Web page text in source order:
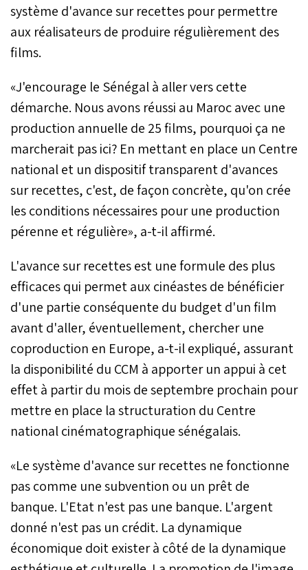
système d'avance sur recettes pour permettre
aux réalisateurs de produire régulièrement des
films.
«J'encourage le Sénégal à aller vers cette
démarche. Nous avons réussi au Maroc avec une
production annuelle de 25 films, pourquoi ça ne
marcherait pas ici? En mettant en place un Centre
national et un dispositif transparent d'avances
sur recettes, c'est, de façon concrète, qu'on crée
les conditions nécessaires pour une production
pérenne et régulière», a-t-il affirmé.
L'avance sur recettes est une formule des plus
efficaces qui permet aux cinéastes de bénéficier
d'une partie conséquente du budget d'un film
avant d'aller, éventuellement, chercher une
coproduction en Europe, a-t-il expliqué, assurant
la disponibilité du CCM à apporter un appui à cet
effet à partir du mois de septembre prochain pour
mettre en place la structuration du Centre
national cinématographique sénégalais.
«Le système d'avance sur recettes ne fonctionne
pas comme une subvention ou un prêt de
banque. L'Etat n'est pas une banque. L'argent
donné n'est pas un crédit. La dynamique
économique doit exister à côté de la dynamique